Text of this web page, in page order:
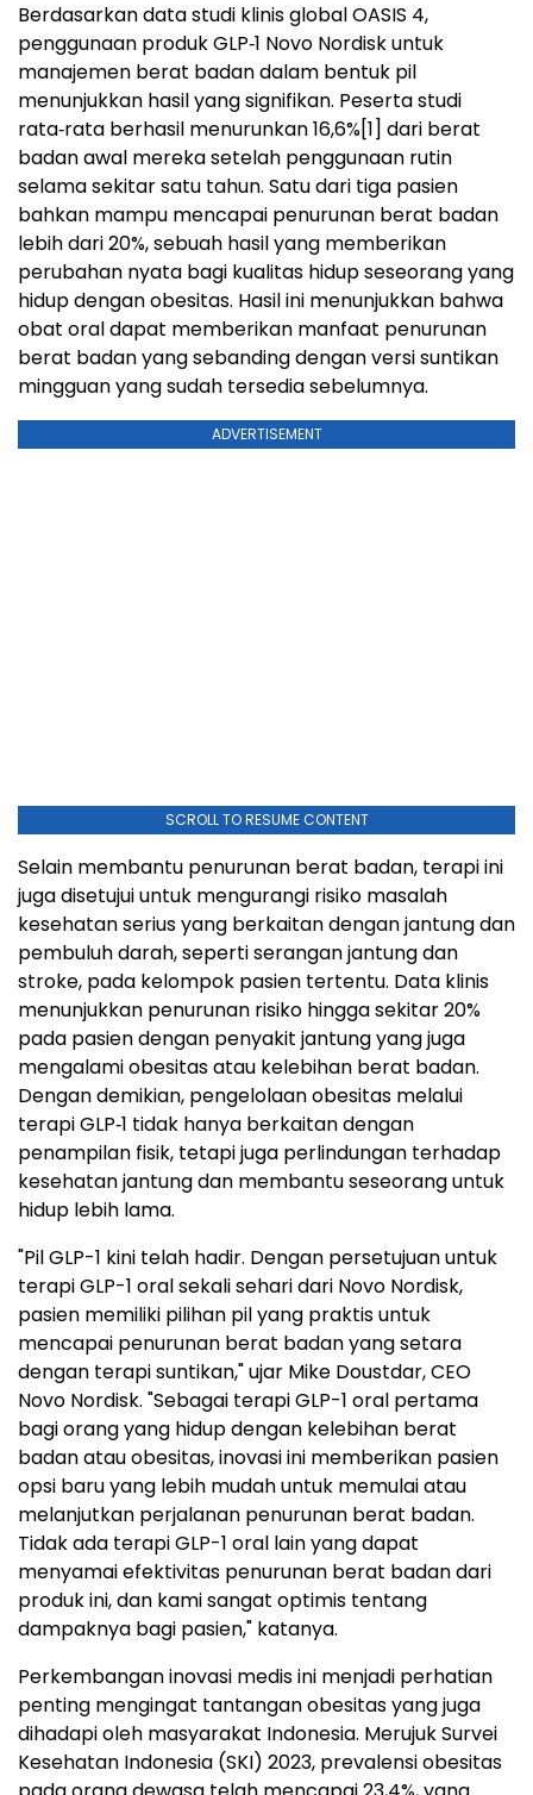
Berdasarkan data studi klinis global OASIS 4,
penggunaan produk GLP‑1 Novo Nordisk untuk
manajemen berat badan dalam bentuk pil
menunjukkan hasil yang signifikan. Peserta studi
rata‑rata berhasil menurunkan 16,6%[1] dari berat
badan awal mereka setelah penggunaan rutin
selama sekitar satu tahun. Satu dari tiga pasien
bahkan mampu mencapai penurunan berat badan
lebih dari 20%, sebuah hasil yang memberikan
perubahan nyata bagi kualitas hidup seseorang yang
hidup dengan obesitas. Hasil ini menunjukkan bahwa
obat oral dapat memberikan manfaat penurunan
berat badan yang sebanding dengan versi suntikan
mingguan yang sudah tersedia sebelumnya.
ADVERTISEMENT
SCROLL TO RESUME CONTENT
Selain membantu penurunan berat badan, terapi ini
juga disetujui untuk mengurangi risiko masalah
kesehatan serius yang berkaitan dengan jantung dan
pembuluh darah, seperti serangan jantung dan
stroke, pada kelompok pasien tertentu. Data klinis
menunjukkan penurunan risiko hingga sekitar 20%
pada pasien dengan penyakit jantung yang juga
mengalami obesitas atau kelebihan berat badan.
Dengan demikian, pengelolaan obesitas melalui
terapi GLP‑1 tidak hanya berkaitan dengan
penampilan fisik, tetapi juga perlindungan terhadap
kesehatan jantung dan membantu seseorang untuk
hidup lebih lama.
"Pil GLP-1 kini telah hadir. Dengan persetujuan untuk
terapi GLP-1 oral sekali sehari dari Novo Nordisk,
pasien memiliki pilihan pil yang praktis untuk
mencapai penurunan berat badan yang setara
dengan terapi suntikan," ujar Mike Doustdar, CEO
Novo Nordisk. "Sebagai terapi GLP-1 oral pertama
bagi orang yang hidup dengan kelebihan berat
badan atau obesitas, inovasi ini memberikan pasien
opsi baru yang lebih mudah untuk memulai atau
melanjutkan perjalanan penurunan berat badan.
Tidak ada terapi GLP-1 oral lain yang dapat
menyamai efektivitas penurunan berat badan dari
produk ini, dan kami sangat optimis tentang
dampaknya bagi pasien," katanya.
Perkembangan inovasi medis ini menjadi perhatian
penting mengingat tantangan obesitas yang juga
dihadapi oleh masyarakat Indonesia. Merujuk Survei
Kesehatan Indonesia (SKI) 2023, prevalensi obesitas